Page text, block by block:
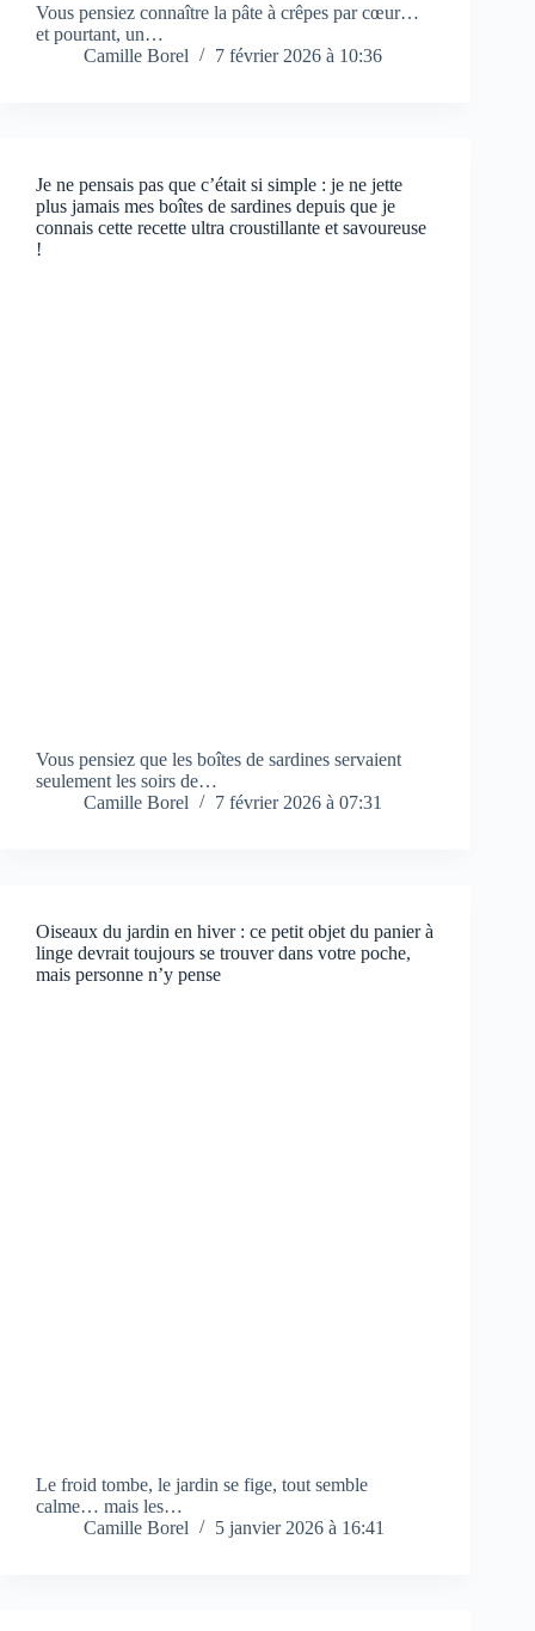
Vous pensiez connaître la pâte à crêpes par cœur…
et pourtant, un…
Camille Borel
7 février 2026 à 10:36
Je ne pensais pas que c’était si simple : je ne jette
plus jamais mes boîtes de sardines depuis que je
connais cette recette ultra croustillante et savoureuse
!
Vous pensiez que les boîtes de sardines servaient
seulement les soirs de…
Camille Borel
7 février 2026 à 07:31
Oiseaux du jardin en hiver : ce petit objet du panier à
linge devrait toujours se trouver dans votre poche,
mais personne n’y pense
Le froid tombe, le jardin se fige, tout semble
calme… mais les…
Camille Borel
5 janvier 2026 à 16:41